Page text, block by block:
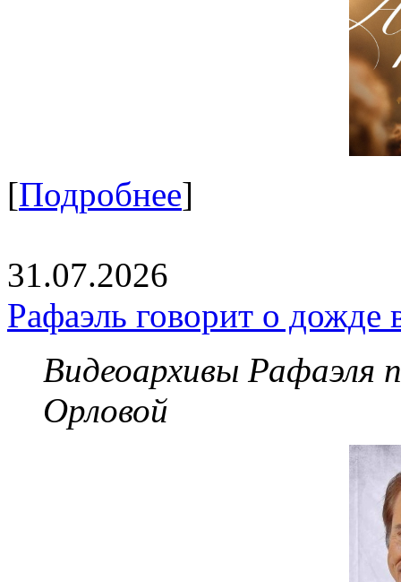
[Подробнее]
31.07.2026
Рафаэль говорит о дожде
Видеоархивы Рафаэля
Орловой